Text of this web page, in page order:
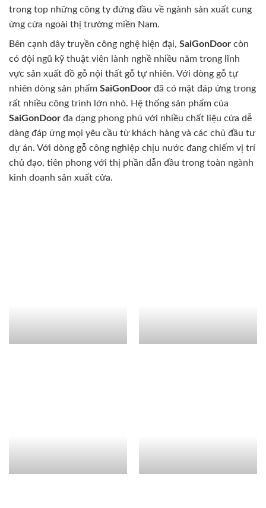
trong top những công ty đứng đầu về ngành sản xuất cung
ứng cửa ngoài thị trường miền Nam.
Bên cạnh dây truyền công nghệ hiện đại, SaiGonDoor còn
có đội ngũ kỹ thuật viên lành nghề nhiều năm trong lĩnh
vực sản xuất đồ gỗ nội thất gỗ tự nhiên. Với dòng gỗ tự
nhiên dòng sản phẩm SaiGonDoor đã có mặt đáp ứng trong
rất nhiều công trình lớn nhỏ. Hệ thống sản phẩm của
SaiGonDoor đa dạng phong phú với nhiều chất liệu cửa dễ
dàng đáp ứng mọi yêu cầu từ khách hàng và các chủ đầu tư
dự án. Với dòng gỗ công nghiệp chịu nước đang chiếm vị trí
chủ đạo, tiên phong với thị phần dẫn đầu trong toàn ngành
kinh doanh sản xuất cửa.